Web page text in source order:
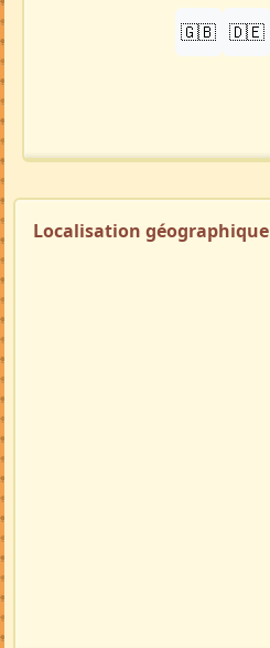
🇬🇧 🇩🇪
Localisation géographique